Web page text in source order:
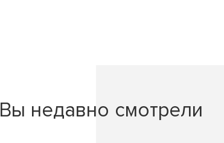
Вы недавно смотрели